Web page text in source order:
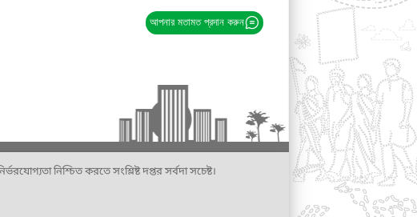
আপনার মতামত প্রদান করুন
নিশ্চিত করতে সংশ্লিষ্ট দপ্তর সর্বদা সচেষ্ট।